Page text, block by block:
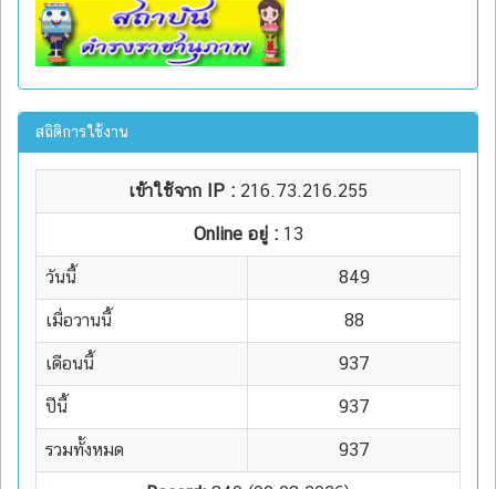
สถิติการใช้งาน
เข้าใช้จาก IP : 216.73.216.255
Online อยู่ : 13
วันนี้ 849
เมื่อวานนี้ 88
เดือนนี้ 937
ปีนี้ 937
รวมทั้งหมด 937